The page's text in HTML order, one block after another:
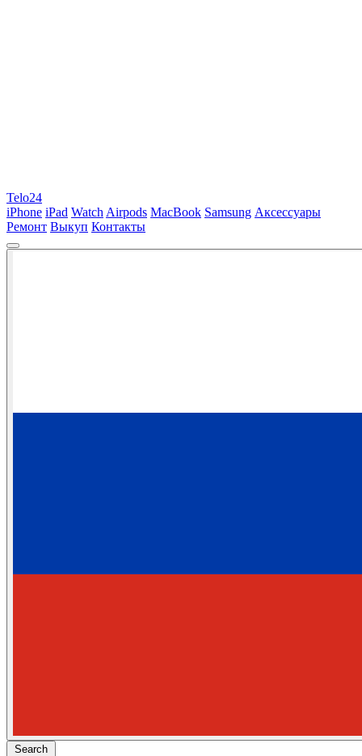
Telo24
iPhone iPad Watch Airpods MacBook Samsung Аксессуары
Ремонт Выкуп Контакты
Search